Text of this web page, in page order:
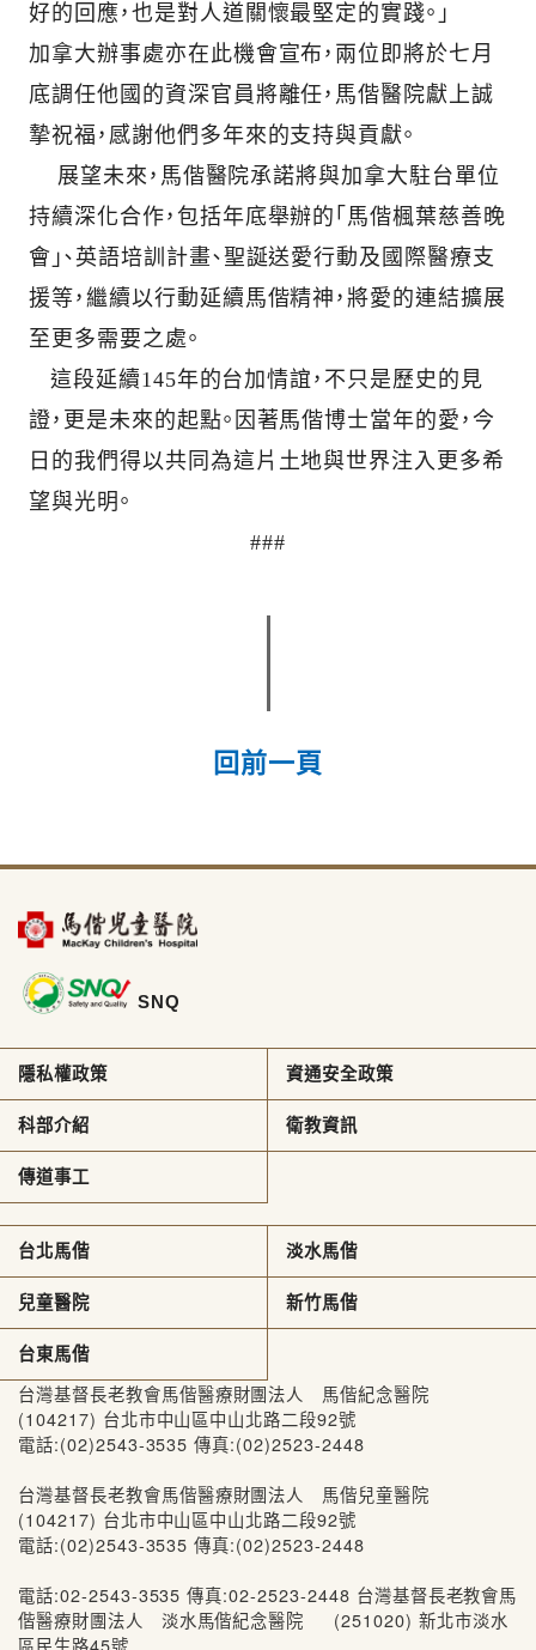
好的回應，也是對人道關懷最堅定的實踐。」
加拿大辦事處亦在此機會宣布，兩位即將於七月
底調任他國的資深官員將離任，馬偕醫院獻上誠
摯祝福，感謝他們多年來的支持與貢獻。
展望未來，馬偕醫院承諾將與加拿大駐台單位
持續深化合作，包括年底舉辦的「馬偕楓葉慈善晚
會」、英語培訓計畫、聖誕送愛行動及國際醫療支
援等，繼續以行動延續馬偕精神，將愛的連結擴展
至更多需要之處。
這段延續145年的台加情誼，不只是歷史的見
證，更是未來的起點。因著馬偕博士當年的愛，今
日的我們得以共同為這片土地與世界注入更多希
望與光明。
###
回前一頁
SNQ
隱私權政策 資通安全政策
科部介紹 衛教資訊
傳道事工
台北馬偕 淡水馬偕
兒童醫院 新竹馬偕
台東馬偕
台灣基督長老教會馬偕醫療財團法人 馬偕紀念醫院
(104217) 台北市中山區中山北路二段92號
電話:(02)2543-3535 傳真:(02)2523-2448
台灣基督長老教會馬偕醫療財團法人 馬偕兒童醫院
(104217) 台北市中山區中山北路二段92號
電話:(02)2543-3535 傳真:(02)2523-2448
電話:02-2543-3535 傳真:02-2523-2448 台灣基督長老教會馬
偕醫療財團法人 淡水馬偕紀念醫院 (251020) 新北市淡水
區民生路45號